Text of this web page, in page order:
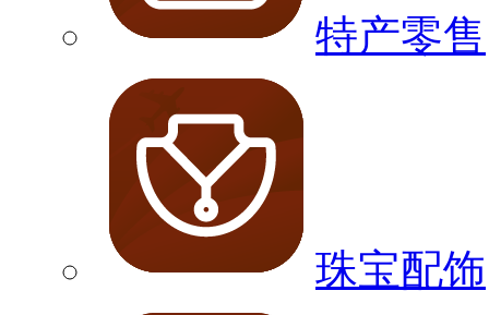
特产零售
珠宝配饰